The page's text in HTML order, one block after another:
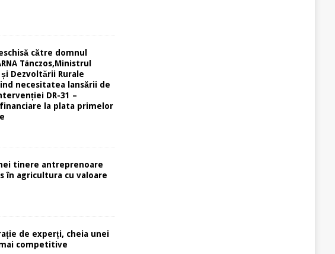
către domnul
Tánczos,Ministrul
Dezvoltării Rurale
necesitatea lansării de
DR-31 –
la plata primelor
tinere antreprenoare
în agricultura cu valoare
de experți, cheia unei
competitive